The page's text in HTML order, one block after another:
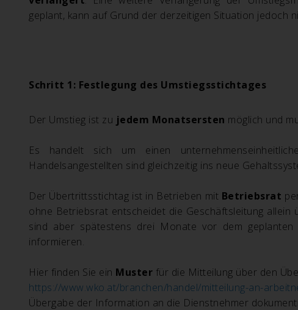
geplant, kann auf Grund der derzeitigen Situation jedoch
Schritt 1: Festlegung des Umstiegsstichtages
Der Umstieg ist zu jedem Monatsersten möglich und
Es handelt sich um einen
Handelsangestellten sind gleichzeitig ins neue
Der Übertrittsstichtag ist in Betrieben mit Betriebsrat
ohne Betriebsrat entscheidet die Geschäftsleitung
sind aber spätestens drei Monate vor dem
informieren.
Hier finden Sie ein Muster für die Mitteilung über den
https://www.wko.at/branchen/handel/mitteilung-an-
Übergabe der Information an die Dienstnehmer